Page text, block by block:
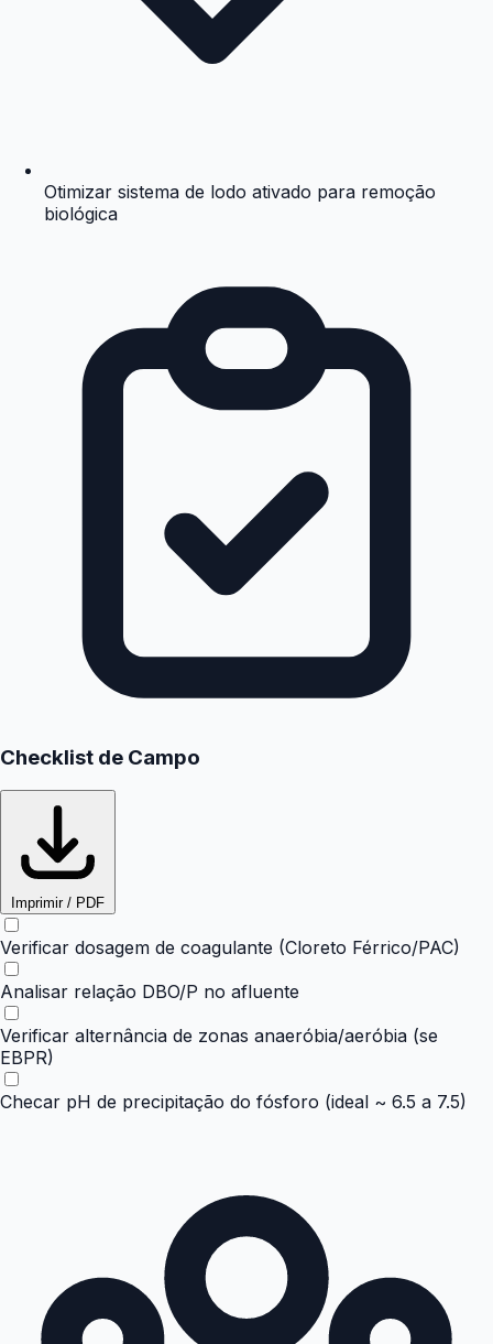
Otimizar sistema de lodo ativado para remoção
biológica
Checklist de Campo
Imprimir / PDF
Verificar dosagem de coagulante (Cloreto Férrico/PAC)
Analisar relação DBO/P no afluente
Verificar alternância de zonas anaeróbia/aeróbia (se
EBPR)
Checar pH de precipitação do fósforo (ideal ~ 6.5 a 7.5)